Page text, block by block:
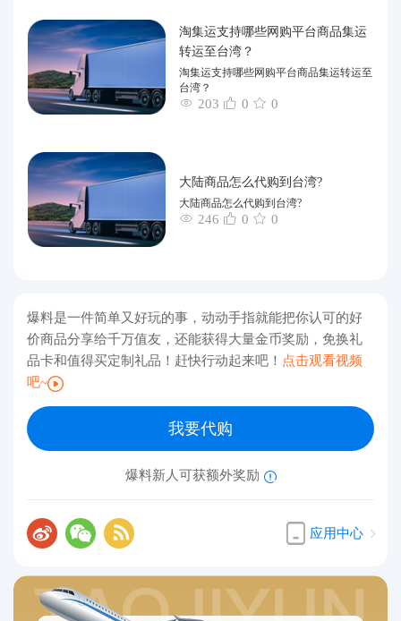
淘集运支持哪些网购平台商品集运
转运至台湾？
淘集运支持哪些网购平台商品集运转运至
台湾？
203 0 0
大陆商品怎么代购到台湾?
大陆商品怎么代购到台湾?
246 0 0
爆料是一件简单又好玩的事，动动手指就能把你认可的好
价商品分享给千万值友，还能获得大量金币奖励，免换礼
品卡和值得买定制礼品！赶快行动起来吧！ 点击观看视频
吧~
我要代购
爆料新人可获额外奖励
应用中心